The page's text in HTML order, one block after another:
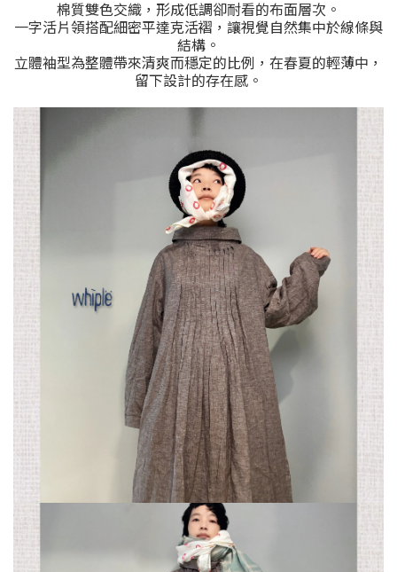
棉質雙色交織，形成低調卻耐看的布面層次。
一字活片領搭配細密平達克活褶，讓視覺自然集中於線條與
結構。
立體袖型為整體帶來清爽而穩定的比例，在春夏的輕薄中，
留下設計的存在感。